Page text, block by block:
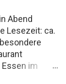
Abend
Lesezeit: ca.
im